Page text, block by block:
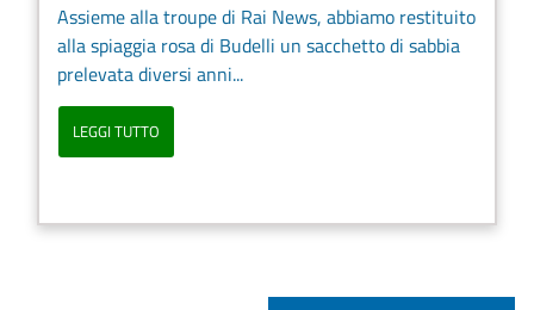
Assieme alla troupe di Rai News, abbiamo restituito
alla spiaggia rosa di Budelli un sacchetto di sabbia
prelevata diversi anni...
LEGGI TUTTO